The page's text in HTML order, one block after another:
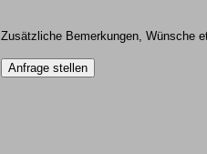
Zusätzliche Bemerkungen, Wünsche